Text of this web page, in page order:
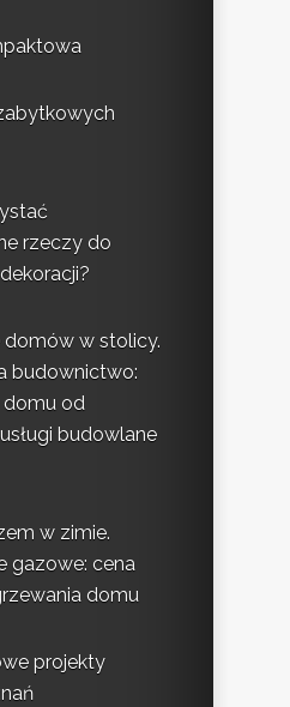
rzeczy do
domów w stolicy.
budownictwo:
od
budowlane
w zimie.
gazowe: cena
domu
projekty